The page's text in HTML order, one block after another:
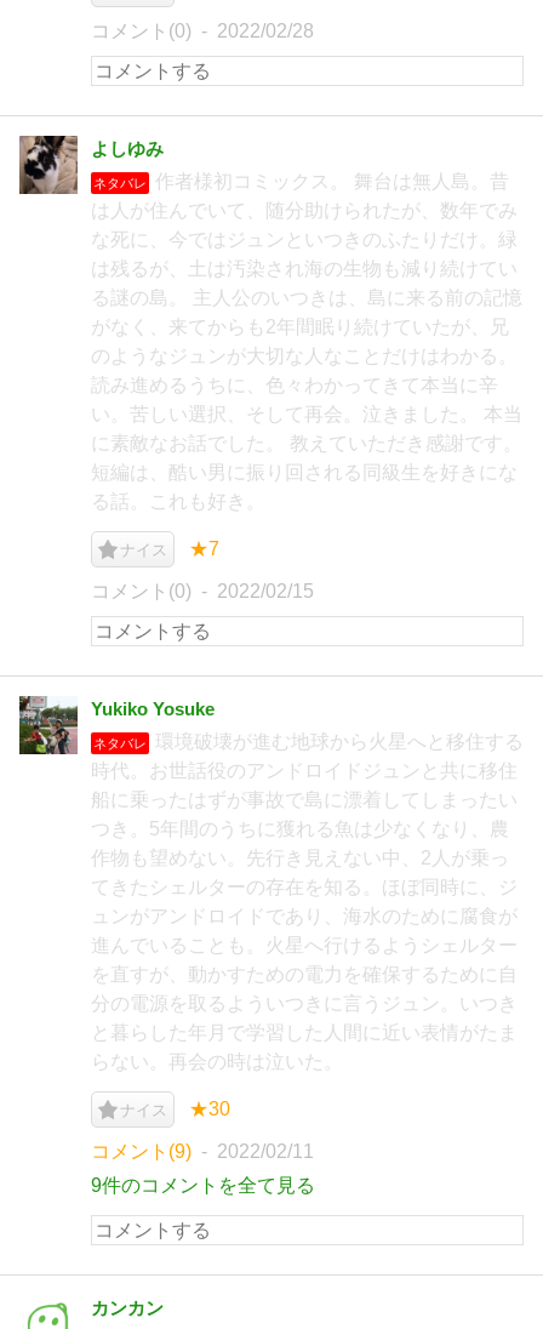
コメント(0) 2022/02/28
よしゆみ
ネタバレ
作者様初コミックス。 舞台は無人島。昔
は人が住んでいて、随分助けられたが、数年でみ
な死に、今ではジュンといつきのふたりだけ。緑
は残るが、土は汚染され海の生物も減り続けてい
る謎の島。 主人公のいつきは、島に来る前の記憶
がなく、来てからも2年間眠り続けていたが、兄
のようなジュンが大切な人なことだけはわかる。
読み進めるうちに、色々わかってきて本当に辛
い。苦しい選択、そして再会。泣きました。 本当
に素敵なお話でした。 教えていただき感謝です。
短編は、酷い男に振り回される同級生を好きにな
る話。これも好き。
ナイス ★7
コメント(0) 2022/02/15
Yukiko Yosuke
ネタバレ
環境破壊が進む地球から火星へと移住する
時代。お世話役のアンドロイドジュンと共に移住
船に乗ったはずが事故で島に漂着してしまったい
つき。5年間のうちに獲れる魚は少なくなり、農
作物も望めない。先行き見えない中、2人が乗っ
てきたシェルターの存在を知る。ほぼ同時に、ジ
ュンがアンドロイドであり、海水のために腐食が
進んでいることも。火星へ行けるようシェルター
を直すが、動かすための電力を確保するために自
分の電源を取るよういつきに言うジュン。いつき
と暮らした年月で学習した人間に近い表情がたま
らない。再会の時は泣いた。
ナイス ★30
コメント(9)
2022/02/11
9件のコメントを全て見る
カンカン